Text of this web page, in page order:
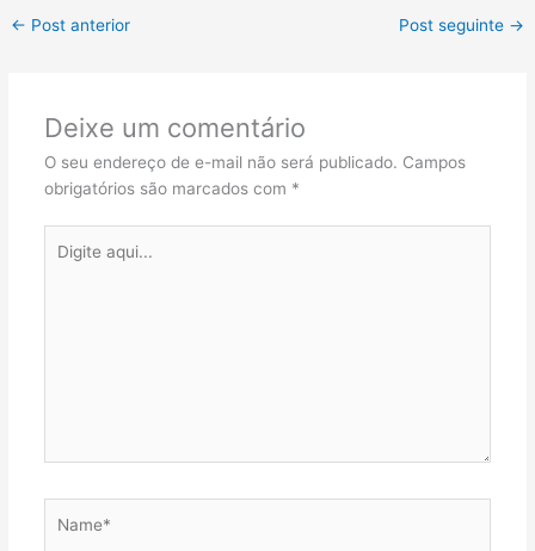
← Post anterior Post seguinte →
Deixe um comentário
O seu endereço de e-mail não será publicado. Campos
obrigatórios são marcados com *
aqui...